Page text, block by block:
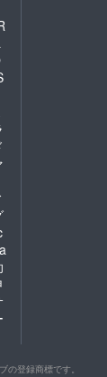
の登録商標です。